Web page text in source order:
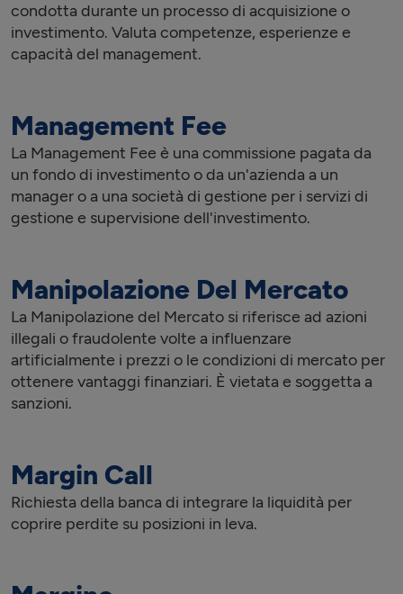
condotta durante un processo di acquisizione o
investimento. Valuta competenze, esperienze e
capacità del management.
Management Fee
La Management Fee è una commissione pagata da
un fondo di investimento o da un'azienda a un
manager o a una società di gestione per i servizi di
gestione e supervisione dell'investimento.
Manipolazione Del Mercato
La Manipolazione del Mercato si riferisce ad azioni
illegali o fraudolente volte a influenzare
artificialmente i prezzi o le condizioni di mercato per
ottenere vantaggi finanziari. È vietata e soggetta a
sanzioni.
Margin Call
Richiesta della banca di integrare la liquidità per
coprire perdite su posizioni in leva.